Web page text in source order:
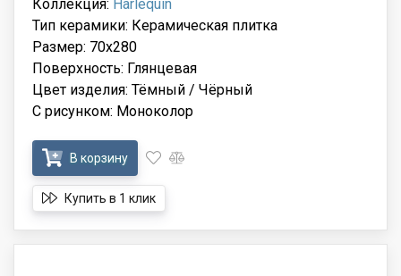
Коллекция: Harlequin
Тип керамики: Керамическая плитка
Размер: 70x280
Поверхность: Глянцевая
Цвет изделия: Тёмный / Чёрный
С рисунком: Моноколор
В корзину
Купить в 1 клик